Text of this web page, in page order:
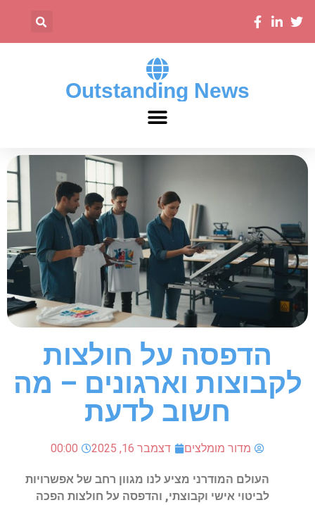
Outstanding News
הדפסה על חולצות
לקבוצות וארגונים – מה
חשוב לדעת
מדור מומלצים דצמבר 16, 2025 00:00
העולם המודרני מציע לנו מגוון רחב של אפשרויות
לביטוי אישי וקבוצתי, והדפסה על חולצות הפכה